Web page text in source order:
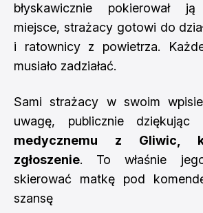
błyskawicznie pokierował
miejsce, strażacy gotowi do
i ratownicy z powietrza.
musiało zadziałać.
Sami strażacy w swoim
uwagę, publicznie dziękując
medycznemu z Gliwic,
zgłoszenie. To właśnie
skierować matkę pod
szansę